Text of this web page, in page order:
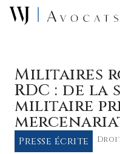
Skip to main content
Militaires
RDC : de la
militaire
Presse écrite